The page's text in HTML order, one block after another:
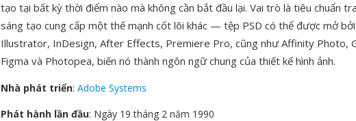
tạo tại bất kỳ thời điểm nào mà không cần bắt đầu lại. Vai trò là tiêu chuẩn
sáng tạo cung cấp một thế mạnh cốt lõi khác — tệp PSD có thể được mở bởi
Illustrator, InDesign, After Effects, Premiere Pro, cũng như Affinity Photo,
Figma và Photopea, biến nó thành ngôn ngữ chung của thiết kế hình ảnh.
Nhà phát triển: Adobe Systems
Phát hành lần đầu: Ngày 19 tháng 2 năm 1990